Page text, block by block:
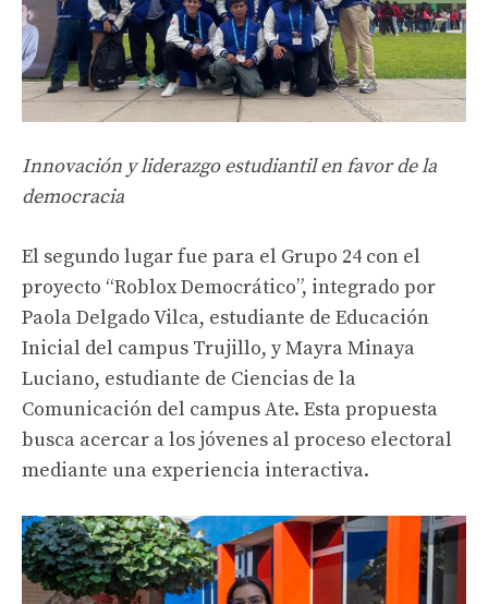
Innovación y liderazgo estudiantil en favor de la
democracia
El segundo lugar fue para el Grupo 24 con el
proyecto “Roblox Democrático”, integrado por
Paola Delgado Vilca, estudiante de Educación
Inicial del campus Trujillo, y Mayra Minaya
Luciano, estudiante de Ciencias de la
Comunicación del campus Ate. Esta propuesta
busca acercar a los jóvenes al proceso electoral
mediante una experiencia interactiva.